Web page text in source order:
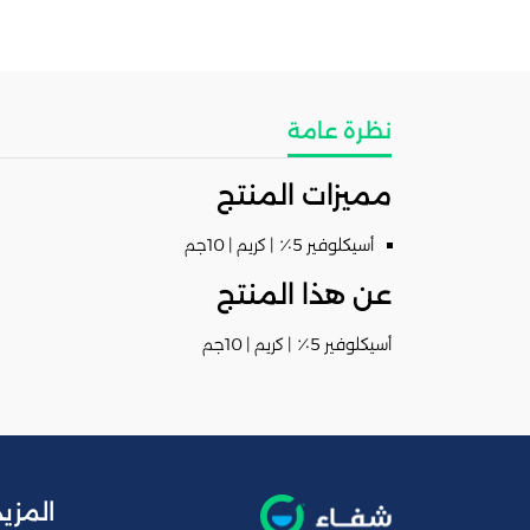
نظرة عامة
مميزات المنتج
أسيكلوفير 5٪ | كريم | 10جم
عن هذا المنتج
أسيكلوفير 5٪ | كريم | 10جم